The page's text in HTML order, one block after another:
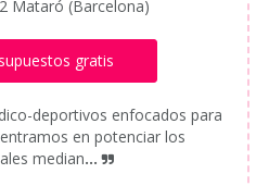
Mataró (Barcelona)
gratis
deportivos enfocados para
en potenciar los
median...